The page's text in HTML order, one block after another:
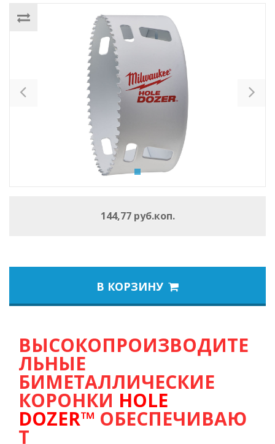
Previous
144,77 руб.коп.
В КОРЗИНУ
ВЫСОКОПРОИЗВОДИТЕ
ЛЬНЫЕ
БИМЕТАЛЛИЧЕСКИЕ
КОРОНКИ HOLE
DOZER™ ОБЕСПЕЧИВАЮ
Т